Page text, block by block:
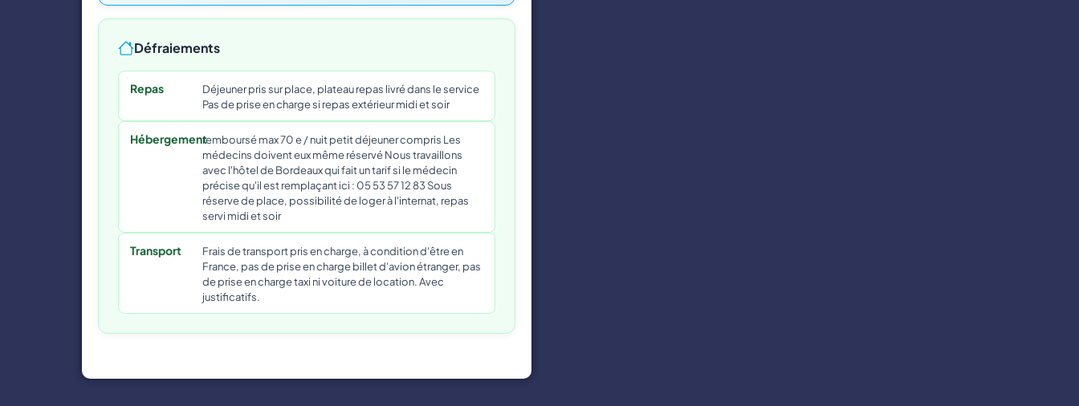
Défraiements
Repas
Déjeuner pris sur place, plateau repas livré dans le service
Pas de prise en charge si repas extérieur midi et soir
Hébergementremboursé max 70 e / nuit petit déjeuner compris Les
médecins doivent eux même réservé Nous travaillons
avec l'hôtel de Bordeaux qui fait un tarif si le médecin
précise qu'il est remplaçant ici : 05 53 57 12 83 Sous
réserve de place, possibilité de loger à l'internat, repas
servi midi et soir
Transport
Frais de transport pris en charge, à condition d'être en
France, pas de prise en charge billet d'avion étranger, pas
de prise en charge taxi ni voiture de location. Avec
justificatifs.